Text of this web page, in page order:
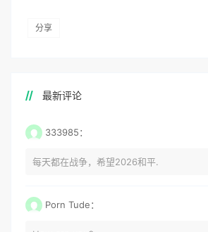
分享
最新评论
333985：
每天都在战争，希望2026和平.
Porn Tude：